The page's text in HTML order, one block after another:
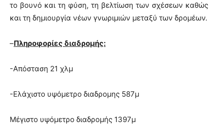
το βουνό και τη φύση, τη βελτίωση των σχέσεων καθώς
και τη δημιουργία νέων γνωριμιών μεταξύ των δρομέων.
–Πληροφορίες διαδρομής:
-Απόσταση 21 χλμ
-Ελάχιστο υψόμετρο διαδρομης 587μ
Μέγιστο υψόμετρο διαδρομής 1397μ